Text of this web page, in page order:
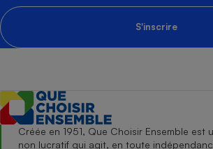
S'inscrire
Créée en 1951, Que Choisir Ensemble est
non lucratif qui agit, en toute